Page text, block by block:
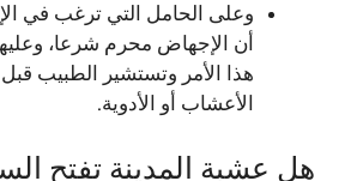
وعلى الحامل التي ترغب في
أن الإجهاض محرم شرعا،
هذا الأمر وتستشير الطبيب
الأعشاب أو الأدوية.
هل عشبة المدينة تفتح